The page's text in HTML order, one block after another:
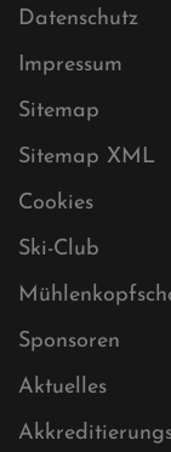
Datenschutz
Impressum
Sitemap
Sitemap XML